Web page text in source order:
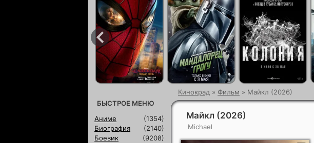
Кинокрад » Фильм » Майкл (2026)
Майкл (2026)
Michael
БЫСТРОЕ МЕНЮ
Аниме
(1354)
Биография
(2140)
Боевик
(9208)